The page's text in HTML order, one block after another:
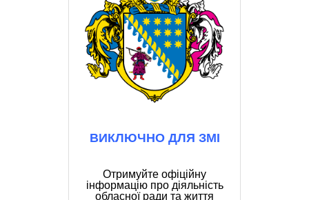
ВИКЛЮЧНО ДЛЯ ЗМІ
Отримуйте офіційну
інформацію про діяльність
обласної ради та життя